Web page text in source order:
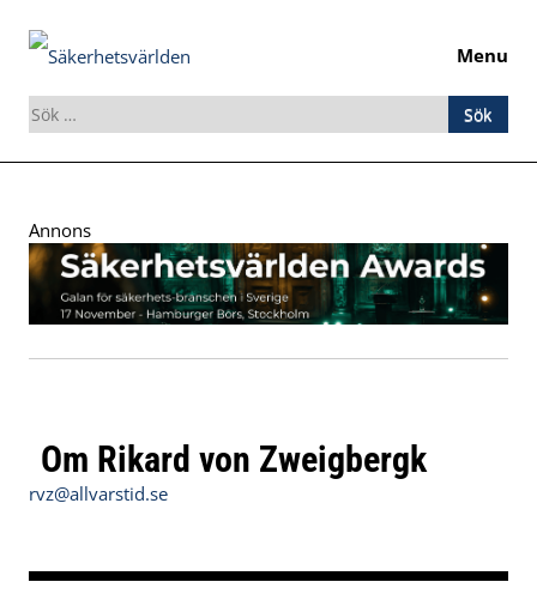
Menu
Sök
efter:
to
content
Annons
Om Rikard von Zweigbergk
rvz@allvarstid.se